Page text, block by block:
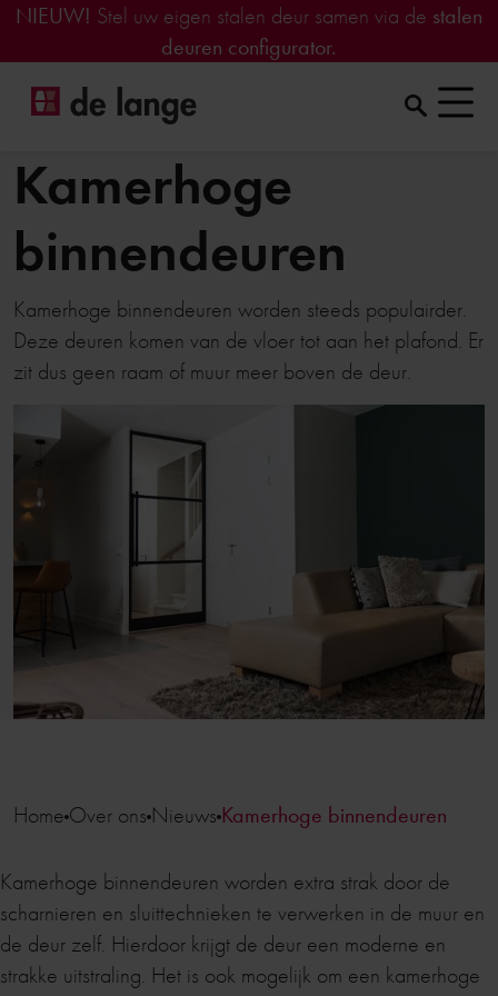
NIEUW! Stel uw eigen stalen deur samen via de stalen
deuren configurator.
Kamerhoge
binnendeuren
Kamerhoge binnendeuren worden steeds populairder.
Deze deuren komen van de vloer tot aan het plafond. Er
zit dus geen raam of muur meer boven de deur.
Home Over ons Nieuws Kamerhoge binnendeuren
Kamerhoge binnendeuren worden extra strak door de
scharnieren en sluittechnieken te verwerken in de muur en
de deur zelf. Hierdoor krijgt de deur een moderne en
strakke uitstraling. Het is ook mogelijk om een kamerhoge